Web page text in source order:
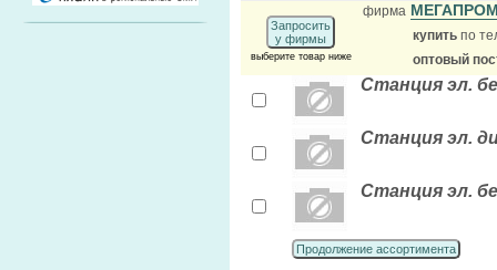
Запросить
у фирмы
выберите товар ниже
фирма
купить по
оптовый
Станция эл.
Станция эл.
Станция эл.
Продолжение ассортимента